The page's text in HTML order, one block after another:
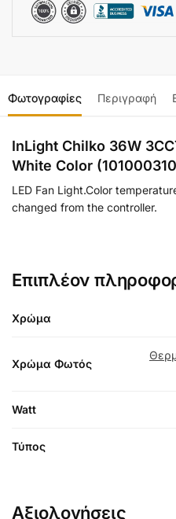
Φωτογραφίες Περιγραφή
InLight Chilko 36W
White Color
LED Fan Light.Color
changed from the controller.
Επιπλέον
Χρώμα
Χρώμα Φωτός
Watt
Τύπος
Αξιολογήσεις